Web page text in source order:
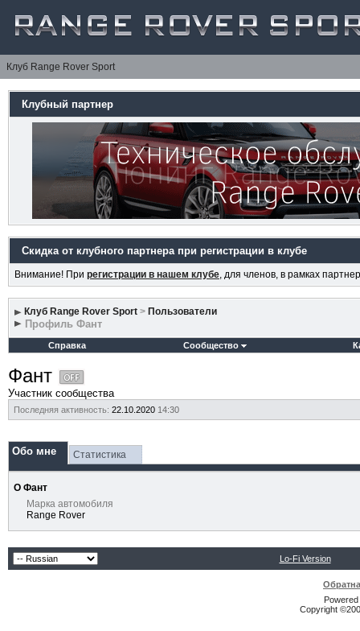
Клуб Range Rover Sport
Клубный партнер
Скидка от клубного партнера при регистрации в клубе
Внимание! При регистрации в нашем клубе, для членов, в рамках
Клуб Range Rover Sport > Пользователи
Профиль Фант
Справка Сообщество
Фант
Участник сообщества
Последняя активность: 22.10.2020 14:30
Обо мне Статистика
О Фант
Марка автомобиля
Range Rover
Lo-Fi Version
Copyright